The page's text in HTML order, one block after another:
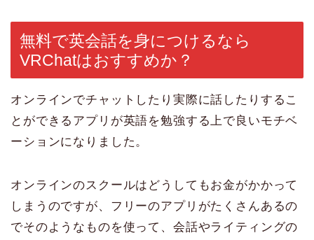
無料で英会話を身につけるなら
VRChatはおすすめか？
オンラインでチャットしたり実際に話したりするこ
とができるアプリが英語を勉強する上で良いモチベ
ーションになりました。
オンラインのスクールはどうしてもお金がかかって
しまうのですが、フリーのアプリがたくさんあるの
でそのようなものを使って、会話やライティングの